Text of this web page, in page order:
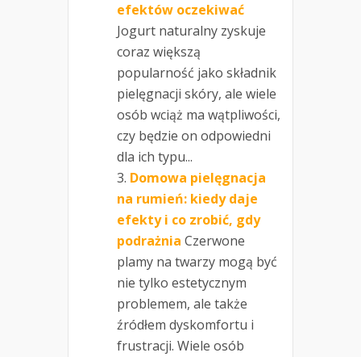
efektów oczekiwać
Jogurt naturalny zyskuje
coraz większą
popularność jako składnik
pielęgnacji skóry, ale wiele
osób wciąż ma wątpliwości,
czy będzie on odpowiedni
dla ich typu...
Domowa pielęgnacja
na rumień: kiedy daje
efekty i co zrobić, gdy
podrażnia Czerwone
plamy na twarzy mogą być
nie tylko estetycznym
problemem, ale także
źródłem dyskomfortu i
frustracji. Wiele osób